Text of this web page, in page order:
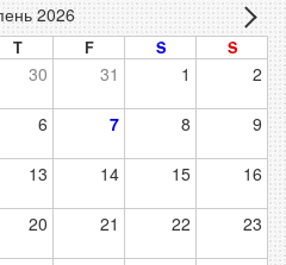
2026
T F S S
30 31 1 2
6 7 8 9
13 14 15 16
20 21 22 23